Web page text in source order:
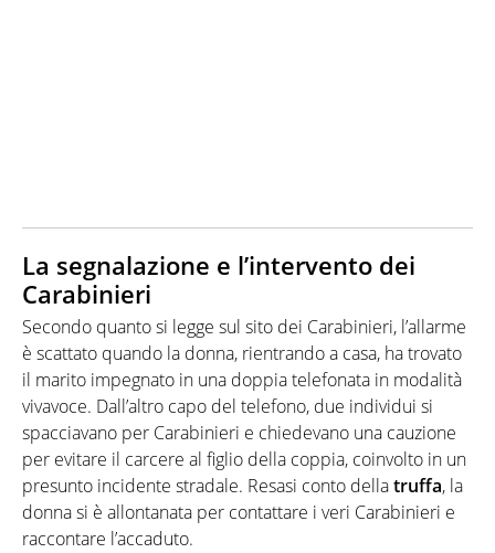
La segnalazione e l’intervento dei
Carabinieri
Secondo quanto si legge sul sito dei Carabinieri, l’allarme
è scattato quando la donna, rientrando a casa, ha trovato
il marito impegnato in una doppia telefonata in modalità
vivavoce. Dall’altro capo del telefono, due individui si
spacciavano per Carabinieri e chiedevano una cauzione
per evitare il carcere al figlio della coppia, coinvolto in un
presunto incidente stradale. Resasi conto dellatruffa, la
donna si è allontanata per contattare i veri Carabinieri e
raccontare l’accaduto.